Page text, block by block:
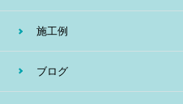
施工例
ブログ